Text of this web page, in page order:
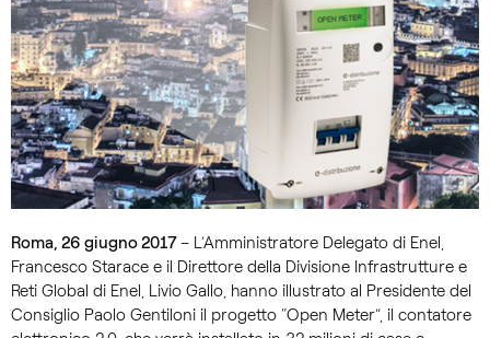
Roma, 26 giugno 2017– L’Amministratore Delegato di Enel,
Francesco Starace e il Direttore della Divisione Infrastrutture e
Reti Global di Enel, Livio Gallo, hanno illustrato al Presidente del
Consiglio Paolo Gentiloni il progetto “Open Meter”, il contatore